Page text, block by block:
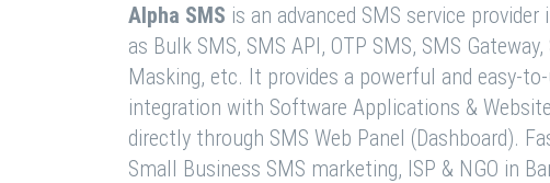
Alpha SMS is an advanced SMS service
as Bulk SMS, SMS API, OTP SMS, SMS Gateway,
Masking, etc. It provides a powerful and easy-
integration with Software Applications &
directly through SMS Web Panel (Dashboard).
Small Business SMS marketing, ISP & NGO in